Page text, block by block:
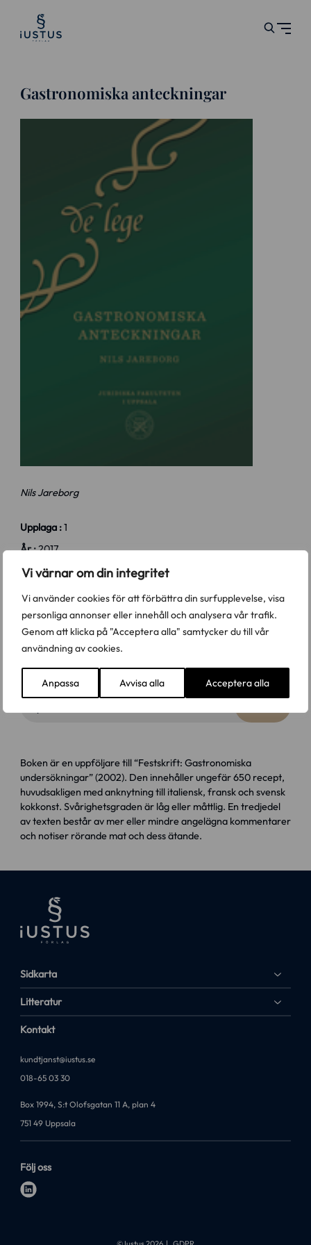
Vi värnar om din integritet
Vi använder cookies för att förbättra din surfupplevelse, visa
personliga annonser eller innehåll och analysera vår trafik.
Genom att klicka på "Acceptera alla" samtycker du till vår
användning av cookies.
Anpassa Avvisa alla Acceptera alla
Gastronomiska anteckningar
Nils Jareborg
Upplaga :1
År :2017
ISBN :9789176789896
Ämnesområde :Övrigt
Serie :De lege
233 krFrakt från 70 kr tillkommer
Antal
Boken är en uppföljare till “Festskrift: Gastronomiska
undersökningar” (2002). Den innehåller ungefär 650 recept,
huvudsakligen med anknytning till italiensk, fransk och svensk
kokkonst. Svårighetsgraden är låg eller måttlig. En tredjedel
av texten består av mer eller mindre angelägna kommentarer
och notiser rörande mat och dess ätande.
Sidkarta
Litteratur
Kontakt
kundtjanst@iustus.se
018-65 03 30
Box 1994, S:t Olofsgatan 11 A, plan 4
751 49 Uppsala
Följ oss
l